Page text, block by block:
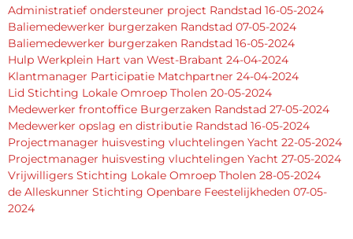
Administratief ondersteuner project Randstad 16-05-2024
Baliemedewerker burgerzaken Randstad 07-05-2024
Baliemedewerker burgerzaken Randstad 16-05-2024
Hulp Werkplein Hart van West-Brabant 24-04-2024
Klantmanager Participatie Matchpartner 24-04-2024
Lid Stichting Lokale Omroep Tholen 20-05-2024
Medewerker frontoffice Burgerzaken Randstad 27-05-2024
Medewerker opslag en distributie Randstad 16-05-2024
Projectmanager huisvesting vluchtelingen Yacht 22-05-2024
Projectmanager huisvesting vluchtelingen Yacht 27-05-2024
Vrijwilligers Stichting Lokale Omroep Tholen 28-05-2024
de Alleskunner Stichting Openbare Feestelijkheden 07-05-
2024